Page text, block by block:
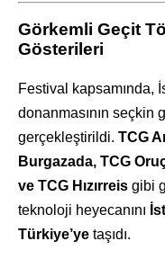
Görkemli Geçit
Gösterileri
Festival kapsamında,
donanmasının seçkin
gerçekleştirildi. TCG
Burgazada, TCG
ve TCG Hızırreis gibi
teknoloji heyecanını
Türkiye’ye taşıdı.